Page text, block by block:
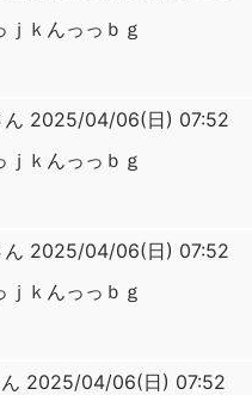
ｊｋんっっｂｇ
ん 2025/04/06(日) 07:52
ｊｋんっっｂｇ
ん 2025/04/06(日) 07:52
ｊｋんっっｂｇ
2025/04/06(日) 07:52